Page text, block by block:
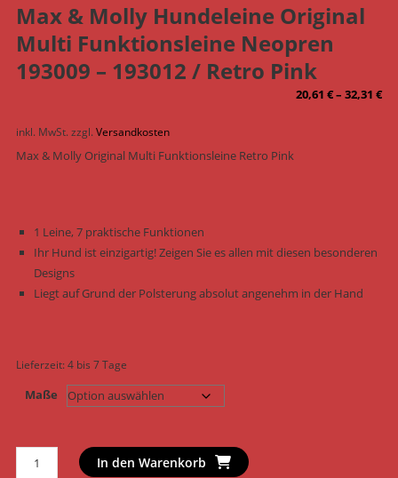
Max & Molly Hundeleine Original
Multi Funktionsleine Neopren
193009 – 193012 / Retro Pink
20,61€–32,31€
inkl. MwSt.zzgl.Versandkosten
Max & Molly Original Multi Funktionsleine Retro Pink
1 Leine, 7 praktische Funktionen
Ihr Hund ist einzigartig! Zeigen Sie es allen mit diesen besonderen
Designs
Liegt auf Grund der Polsterung absolut angenehm in der Hand
Lieferzeit:4 bis 7 Tage
Maße
Max
In den Warenkorb